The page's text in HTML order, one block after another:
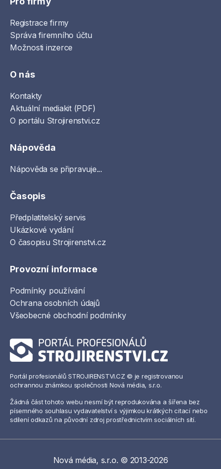
Registrace firmy
Správa firemního účtu
Možnosti inzerce
O nás
Kontakty
Aktuální mediakit (PDF)
O portálu Strojirenstvi.cz
Nápověda
Nápověda se připravuje...
Časopis
Předplatitelský servis
Ukázkové vydání
O časopisu Strojirenstvi.cz
Provozní informace
Podmínky používání
Ochrana osobních údajů
Všeobecné obchodní podmínky
Portál profesionálů STROJIRENSTVI.CZ © je registrovanou
ochrannou známkou společnosti Nová média, s.r.o.
Žádná část tohoto webu nesmí být reprodukována a šířena bez
písemného souhlasu vydavatelství s výjimkou krátkých citací nebo
sdílení odkazů na původní zdroj prostřednictvím sociálních sítí.
Nová média, s.r.o. © 2013-2026